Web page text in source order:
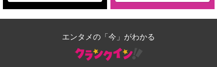
エンタメの「今」がわかる